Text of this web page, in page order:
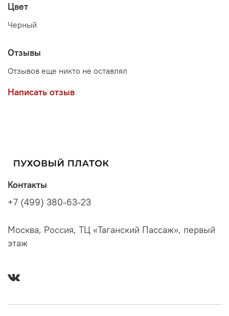
Цвет
Черный
Отзывы
Отзывов еще никто не оставлял
Написать отзыв
Контакты
+7 (499) 380-63-23
Москва, Россия, ТЦ «Таганский Пассаж», первый
этаж